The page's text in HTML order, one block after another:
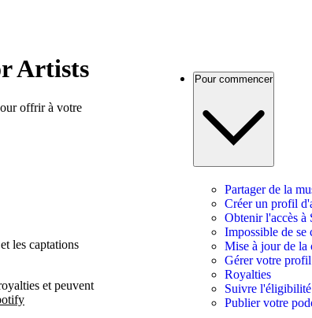
Artists
offrir à votre
les captations
et peuvent
Pour commencer
Partager de la
Créer un profil
Obtenir l'accès
Impossible de se
Mise à jour de la
Gérer votre
Royalties
Suivre
Publier votre